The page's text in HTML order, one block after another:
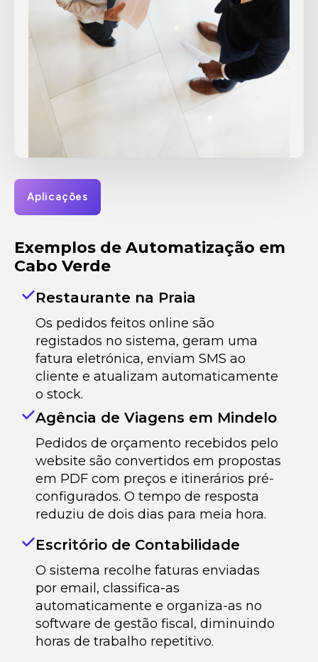
Aplicações
Exemplos de Automatização em
Cabo Verde
Restaurante na Praia
Os pedidos feitos online são
registados no sistema, geram uma
fatura eletrónica, enviam SMS ao
cliente e atualizam automaticamente
o stock.
Agência de Viagens em Mindelo
Pedidos de orçamento recebidos pelo
website são convertidos em propostas
em PDF com preços e itinerários pré-
configurados. O tempo de resposta
reduziu de dois dias para meia hora.
Escritório de Contabilidade
O sistema recolhe faturas enviadas
por email, classifica-as
automaticamente e organiza-as no
software de gestão fiscal, diminuindo
horas de trabalho repetitivo.